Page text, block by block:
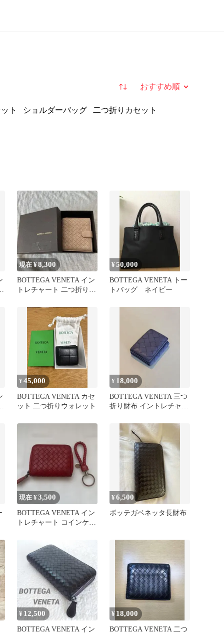
並び替え
ト ショルダーバッグ 二つ折りカセット
現在 ¥8,300
BOTTEGA VENETA イン
トレチャート 二つ折り財
¥50,000
BOTTEGA VENETA トー
トバッグ ネイビー
¥45,000
BOTTEGA VENETA カセ
ット 二つ折りウォレット
¥ 18,000
BOTTEGA VENETA 三つ
折り財布 イントレチャー
現在 ¥3,500
BOTTEGA VENETA イン
トレチャート コインケー
¥6,500
ボッテガベネッタ長財布
¥ 12,500
BOTTEGA VENETA イン
¥ 18,000
BOTTEGA VENETA 二つ